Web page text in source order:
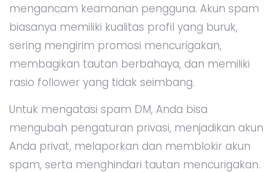
mengancam keamanan pengguna. Akun spam
biasanya memiliki kualitas profil yang buruk,
sering mengirim promosi mencurigakan,
membagikan tautan berbahaya, dan memiliki
rasio follower yang tidak seimbang.
Untuk mengatasi spam DM, Anda bisa
mengubah pengaturan privasi, menjadikan akun
Anda privat, melaporkan dan memblokir akun
spam, serta menghindari tautan mencurigakan.